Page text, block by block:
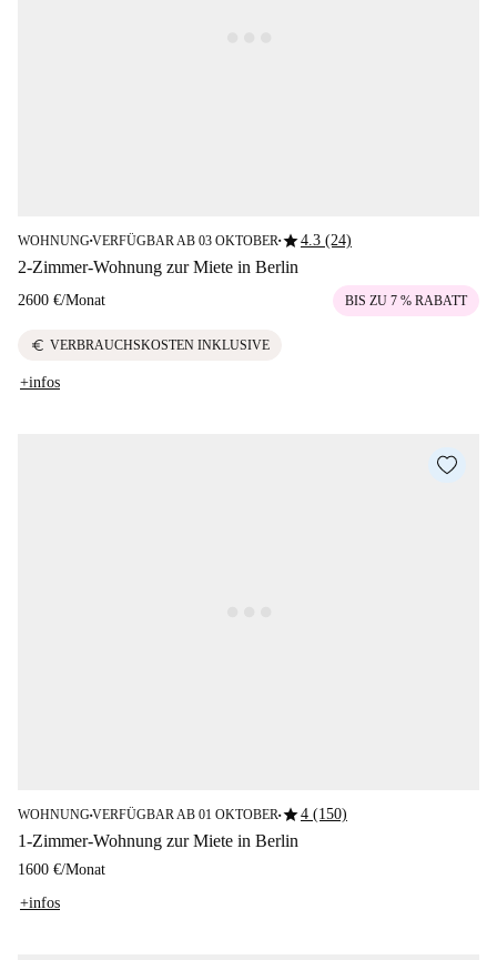
WOHNUNG■VERFÜGBAR AB 03 OKTOBER ■star4.3 (24)
2-Zimmer-Wohnung zur Miete in Berlin
2600 €/Monat BIS ZU 7 % RABATT
euro VERBRAUCHSKOSTEN INKLUSIVE
+infos
WOHNUNG■VERFÜGBAR AB 01 OKTOBER■star4 (150)
1-Zimmer-Wohnung zur Miete in Berlin
1600 €/Monat
+infos